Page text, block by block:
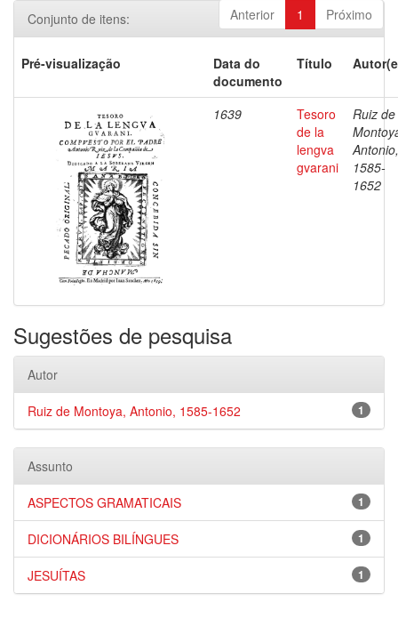
Anterior 1 Próximo
Conjunto de itens:
Pré-visualização
Data do
documento
Título
1639
Tesoro
de la
lengva
gvarani
Ruiz de
Antonio,
1585-
1652
Sugestões de pesquisa
Autor
1
Ruiz de Montoya, Antonio, 1585-1652
Assunto
1
ASPECTOS GRAMATICAIS
1
DICIONÁRIOS BILÍNGUES
1
JESUÍTAS